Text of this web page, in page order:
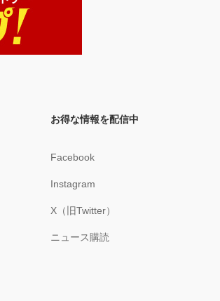
お得な情報を配信中
Facebook
Instagram
X（旧Twitter）
ニュース購読